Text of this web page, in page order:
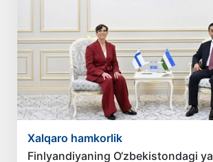
Xalqaro hamkorlik
Finlyandiyaning O‘zbekistondagi